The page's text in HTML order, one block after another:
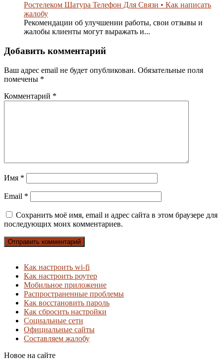
Ростелеком Шатура Телефон Для Связи • Как написать
жалобу
Рекомендации об улучшении работы, свои отзывы и
жалобы клиенты могут выражать и...
Добавить комментарий
Ваш адрес email не будет опубликован. Обязательные поля
помечены *
Комментарий *
Имя *
Email *
Сохранить моё имя, email и адрес сайта в этом браузере для
последующих моих комментариев.
Как настроить wi-fi
Как настроить роутер
Мобильное приложение
Распространенные проблемы
Как восстановить пароль
Как сбросить настройки
Социальные сети
Официальные сайты
Составляем жалобу
Новое на сайте